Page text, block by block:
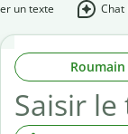
un texte Chat
Roumain